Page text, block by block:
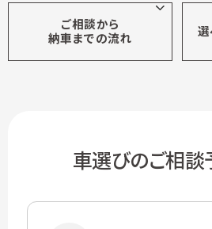
ご相談から
納車までの流れ
選
車選びのご相談